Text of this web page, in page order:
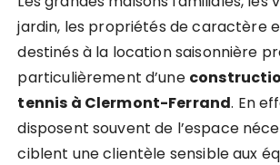
jardin, les propriétés de caractère
destinés à la location saisonnière
particulièrement d’une
tennis à Clermont-Ferrand. En
disposent souvent de l’espace
ciblent une clientèle sensible aux